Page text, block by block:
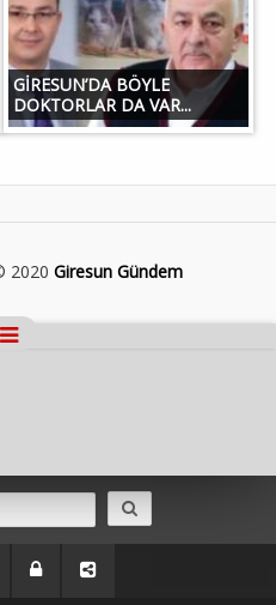
GİRESUN’DA BÖYLE
DOKTORLAR DA VAR...
2020 Giresun Gündem